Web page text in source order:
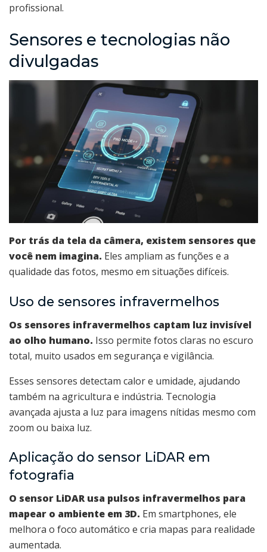
profissional.
Sensores e tecnologias não
divulgadas
Por trás da tela da câmera, existem sensores que
você nem imagina. Eles ampliam as funções e a
qualidade das fotos, mesmo em situações difíceis.
Uso de sensores infravermelhos
Os sensores infravermelhos captam luz invisível
ao olho humano. Isso permite fotos claras no escuro
total, muito usados em segurança e vigilância.
Esses sensores detectam calor e umidade, ajudando
também na agricultura e indústria. Tecnologia
avançada ajusta a luz para imagens nítidas mesmo com
zoom ou baixa luz.
Aplicação do sensor LiDAR em
fotografia
O sensor LiDAR usa pulsos infravermelhos para
mapear o ambiente em 3D. Em smartphones, ele
melhora o foco automático e cria mapas para realidade
aumentada.